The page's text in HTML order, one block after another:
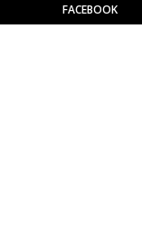
FACEBOOK